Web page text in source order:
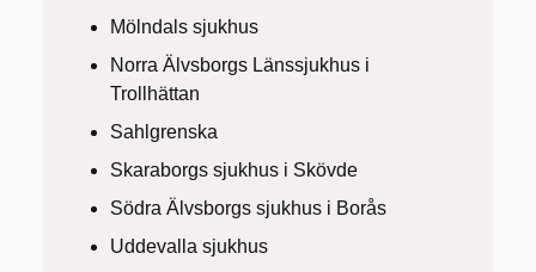
Mölndals sjukhus
Norra Älvsborgs Länssjukhus i
Trollhättan
Sahlgrenska
Skaraborgs sjukhus i Skövde
Södra Älvsborgs sjukhus i Borås
Uddevalla sjukhus